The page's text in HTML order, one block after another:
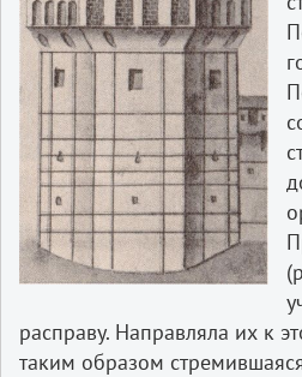
расправу. Направляла их к
таким образом стремившаяся